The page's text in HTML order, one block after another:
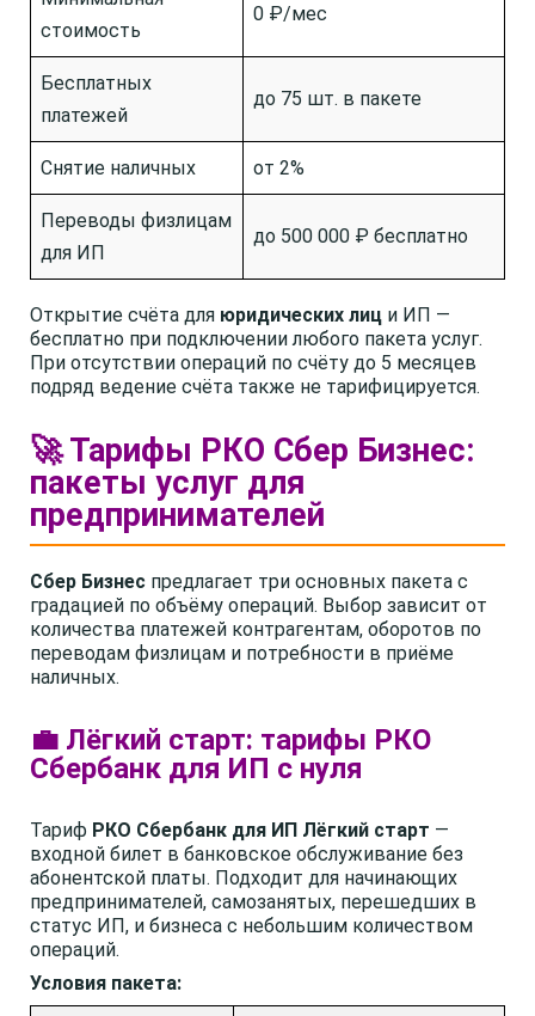
стоимость
0 ₽/мес
Бесплатных
платежей
до 75 шт. в пакете
Снятие наличных от 2%
Переводы физлицам
для ИП
до 500 000 ₽ бесплатно
Открытие счёта для юридических лиц и ИП —
бесплатно при подключении любого пакета услуг.
При отсутствии операций по счёту до 5 месяцев
подряд ведение счёта также не тарифицируется.
🚀 Тарифы РКО Сбер Бизнес:
пакеты услуг для
предпринимателей
Сбер Бизнес предлагает три основных пакета с
градацией по объёму операций. Выбор зависит от
количества платежей контрагентам, оборотов по
переводам физлицам и потребности в приёме
наличных.
💼 Лёгкий старт: тарифы РКО
Сбербанк для ИП с нуля
Тариф РКО Сбербанк для ИП Лёгкий старт —
входной билет в банковское обслуживание без
абонентской платы. Подходит для начинающих
предпринимателей, самозанятых, перешедших в
статус ИП, и бизнеса с небольшим количеством
операций.
Условия пакета: